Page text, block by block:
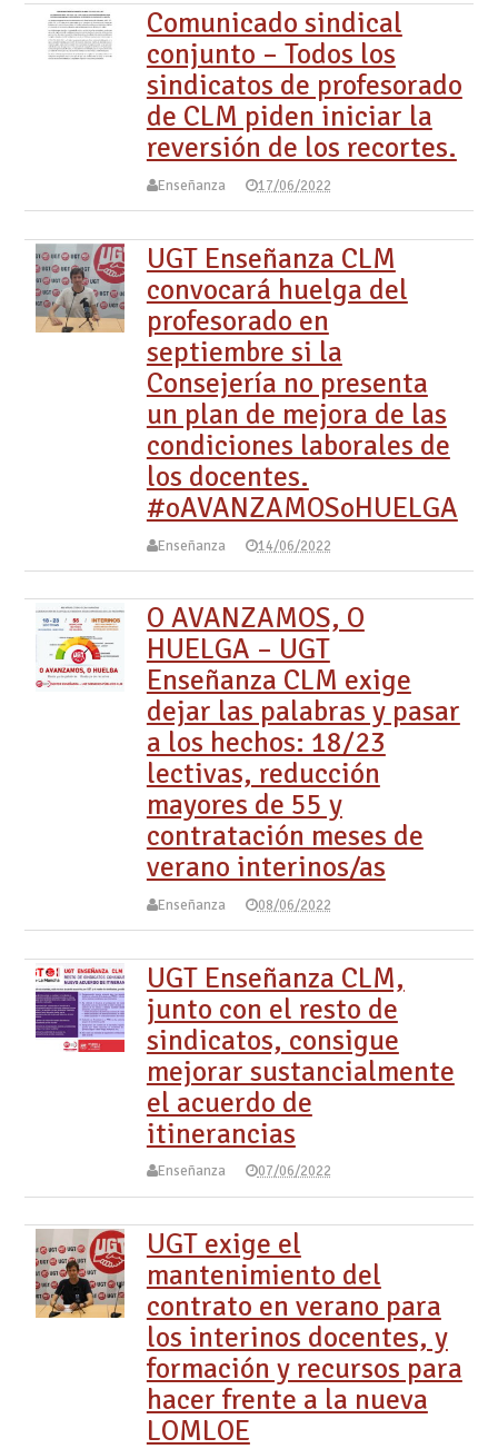
Comunicado sindical
conjunto – Todos los
sindicatos de profesorado
de CLM piden iniciar la
reversión de los recortes.
Enseñanza 17/06/2022
UGT Enseñanza CLM
convocará huelga del
profesorado en
septiembre si la
Consejería no presenta
un plan de mejora de las
condiciones laborales de
los docentes.
#oAVANZAMOSoHUELGA
Enseñanza 14/06/2022
O AVANZAMOS, O
HUELGA – UGT
Enseñanza CLM exige
dejar las palabras y pasar
a los hechos: 18/23
lectivas, reducción
mayores de 55 y
contratación meses de
verano interinos/as
Enseñanza 08/06/2022
UGT Enseñanza CLM,
junto con el resto de
sindicatos, consigue
mejorar sustancialmente
el acuerdo de
itinerancias
Enseñanza 07/06/2022
UGT exige el
mantenimiento del
contrato en verano para
los interinos docentes, y
formación y recursos para
hacer frente a la nueva
LOMLOE